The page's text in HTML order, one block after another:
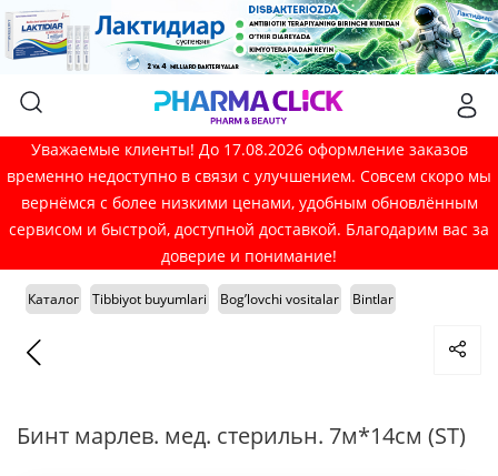
Уважаемые клиенты! До 17.08.2026 оформление заказов
временно недоступно в связи с улучшением. Совсем скоро мы
вернёмся с более низкими ценами, удобным обновлённым
сервисом и быстрой, доступной доставкой. Благодарим вас за
доверие и понимание!
Каталог Tibbiyot buyumlari Bog’lovchi vositalar Bintlar
Бинт марлев. мед. стерильн. 7м*14см (ST)